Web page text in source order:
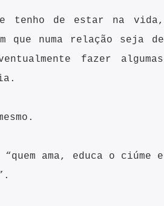
tenho de estar na vida,
que numa relação seja de
fazer algumas
ama, educa o ciúme e